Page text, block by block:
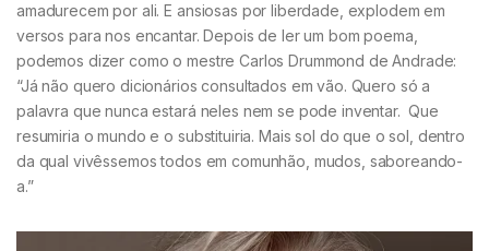
amadurecem por ali. E ansiosas por liberdade, explodem em
versos para nos encantar. Depois de ler um bom poema,
podemos dizer como o mestre Carlos Drummond de Andrade:
“Já não quero dicionários consultados em vão. Quero só a
palavra que nunca estará neles nem se pode inventar. Que
resumiria o mundo e o substituiria. Mais sol do que o sol, dentro
da qual vivêssemos todos em comunhão, mudos, saboreando-
a.”